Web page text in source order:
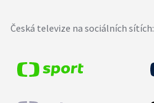
Česká televize na sociálních sítích: